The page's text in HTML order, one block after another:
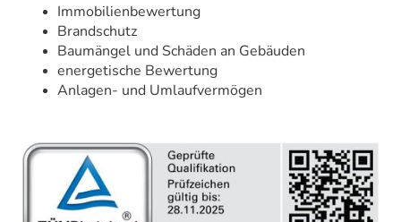
Immobilienbewertung
Brandschutz
Baumängel und Schäden an Gebäuden
energetische Bewertung
Anlagen- und Umlaufvermögen